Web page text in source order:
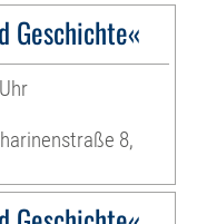
Geschichte«
8,